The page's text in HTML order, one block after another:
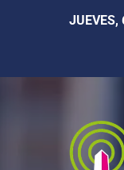
JUEVES,